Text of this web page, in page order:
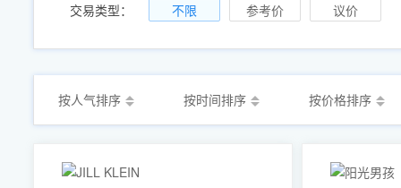
交易类型： 不限 参考价 议价
按人气排序 按时间排序 按价格排序